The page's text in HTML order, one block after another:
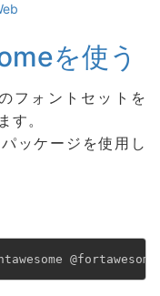
を使う
フォントセットを
す。
ッケージを使用し